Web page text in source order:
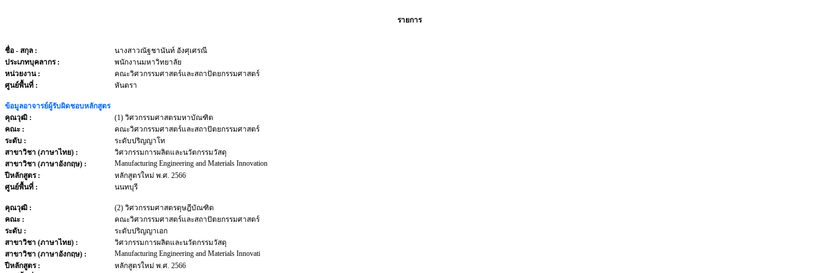
รายการ
ชื่อ - สกุล :
นางสาวณัฐชานันท์ อังศุเศรณี
ประเภทบุคลากร :
พนักงานมหาวิทยาลัย
หน่วยงาน :
คณะวิศวกรรมศาสตร์และสถาปัตยกรรมศาสตร์
ศูนย์พื้นที่ :
หันตรา
ข้อมูลอาจารย์ผู้รับผิดชอบหลักสูตร
คุณวุฒิ :
(1) วิศวกรรมศาสตรมหาบัณฑิต
คณะ :
คณะวิศวกรรมศาสตร์และสถาปัตยกรรมศาสตร์
ระดับ :
ระดับปริญญาโท
สาขาวิชา (ภาษาไทย) :
วิศวกรรมการผลิตและนวัตกรรมวัสดุ
สาขาวิชา (ภาษาอังกฤษ) :
Manufacturing Engineering and Materials Innovation
ปีหลักสูตร :
หลักสูตรใหม่ พ.ศ. 2566
ศูนย์พื้นที่ :
นนทบุรี
คุณวุฒิ :
(2) วิศวกรรมศาสตรดุษฎีบัณฑิต
คณะ :
คณะวิศวกรรมศาสตร์และสถาปัตยกรรมศาสตร์
ระดับ :
ระดับปริญญาเอก
สาขาวิชา (ภาษาไทย) :
วิศวกรรมการผลิตและนวัตกรรมวัสดุ
สาขาวิชา (ภาษาอังกฤษ) :
Manufacturing Engineering and Materials Innovati
ปีหลักสูตร :
หลักสูตรใหม่ พ.ศ. 2566